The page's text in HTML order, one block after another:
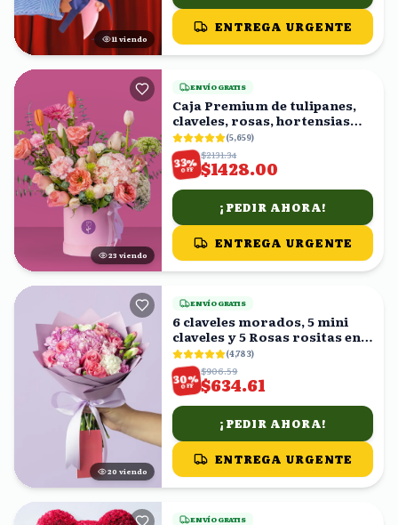
10 viendo
ENTREGA URGENTE
24 viendo
ENVÍO GRATIS
Caja Premium de tulipanes,
claveles, rosas, hortensias
rositas (5,659)
33%
OFF
$2131.34
$1428.00
¡PEDIR AHORA!
ENTREGA URGENTE
21 viendo
ENVÍO GRATIS
6 claveles morados, 5 mini
claveles y 5 Rosas rositas en
ramo
(4,783)
30%
OFF
$906.59
$634.61
¡PEDIR AHORA!
ENTREGA URGENTE
ENVÍO GRATIS